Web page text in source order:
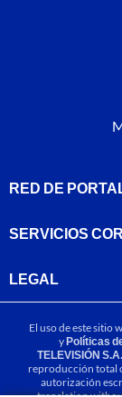
RED DE
SERVICIOS
LEGAL
El uso de este sitio
yPolíticas
TELEVISIÓN S.A.
reproducción total
autorización